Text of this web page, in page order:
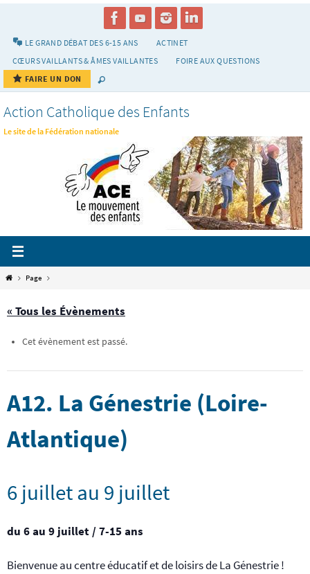
LE GRAND DÉBAT DES 6-15 ANS
ACTINET
CŒURS VAILLANTS & ÂMES VAILLANTES
FOIRE AUX QUESTIONS
FAIRE UN DON
Action Catholique des Enfants
Le site de la Fédération nationale
HomePage
« Tous les Évènements
Cet évènement est passé.
A12. La Génestrie (Loire-
Atlantique)
6 juilletau 9 juillet
du 6 au 9 juillet / 7-15 ans
Bienvenue au centre éducatif et de loisirs de La Génestrie !